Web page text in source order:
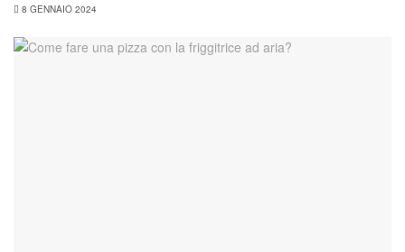
8 GENNAIO 2024